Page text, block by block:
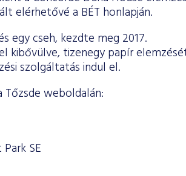
elérhetővé a BÉT honlapján.
egy cseh, kezdte meg 2017.
kibővülve, tizenegy papír
szolgáltatás indul el.
weboldalán:
SE